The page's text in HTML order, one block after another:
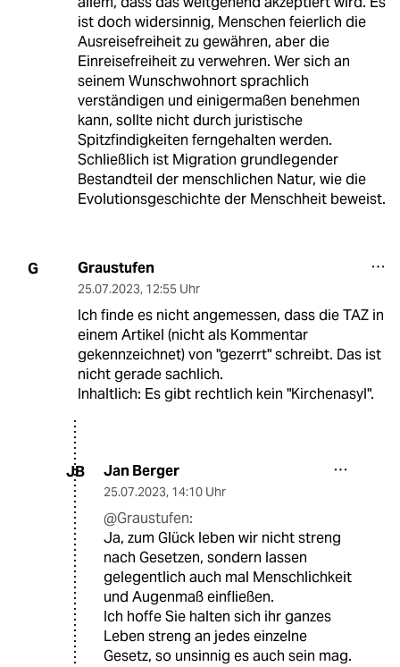
ist doch widersinnig, Menschen feierlich die
Ausreisefreiheit zu gewähren, aber die
Einreisefreiheit zu verwehren. Wer sich an
seinem Wunschwohnort sprachlich
verständigen und einigermaßen benehmen
kann, sollte nicht durch juristische
Spitzfindigkeiten ferngehalten werden.
Schließlich ist Migration grundlegender
Bestandteil der menschlichen Natur, wie die
Evolutionsgeschichte der Menschheit beweist.
G Graustufen
25.07.2023, 12:55 Uhr
Ich finde es nicht angemessen, dass die TAZ in
einem Artikel (nicht als Kommentar
gekennzeichnet) von "gezerrt" schreibt. Das ist
nicht gerade sachlich.
Inhaltlich: Es gibt rechtlich kein "Kirchenasyl".
JB Jan Berger
25.07.2023, 14:10 Uhr
@Graustufen:
Ja, zum Glück leben wir nicht streng
nach Gesetzen, sondern lassen
gelegentlich auch mal Menschlichkeit
und Augenmaß einfließen.
Ich hoffe Sie halten sich ihr ganzes
Leben streng an jedes einzelne
Gesetz, so unsinnig es auch sein mag.